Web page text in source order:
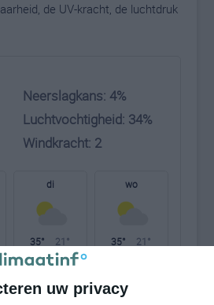
uw privacy
de UV-kracht, de luchtdruk
Neerslagkans: 4%
Luchtvochtigheid: 34%
Windkracht: 2
di
35° 21°
wo
35° 21°